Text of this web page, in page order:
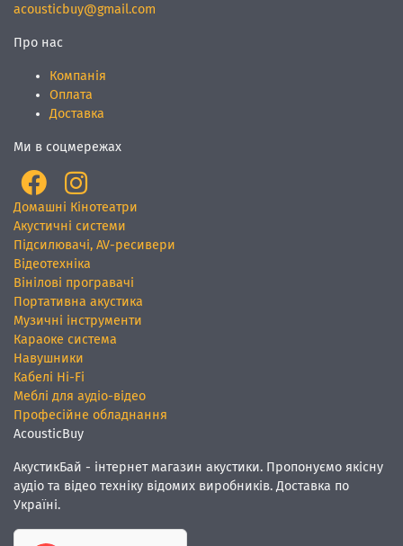
acousticbuy@gmail.com
Про нас
Компанія
Оплата
Доставка
Ми в соцмережах
Домашні Кінотеатри
Акустичні системи
Підсилювачі, AV-ресивери
Відеотехніка
Вінілові програвачі
Портативна акустика
Музичні інструменти
Караоке система
Навушники
Кабелі Hi-Fi
Меблі для аудіо-відео
Професійне обладнання
AcousticBuy
АкустикБай - інтернет магазин акустики. Пропонуємо якісну
аудіо та відео техніку відомих виробників. Доставка по
Україні.